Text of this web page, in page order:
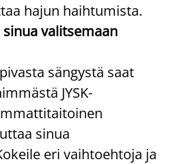
hajun haihtumista.
valitsemaan
sängystä saat
JYSK-
sinua
eri vaihtoehtoja ja